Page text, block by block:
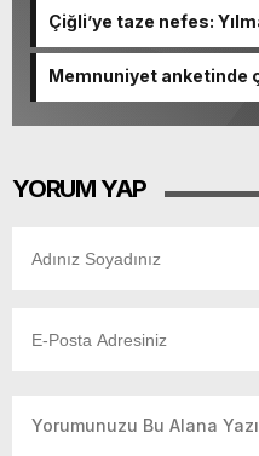
Çiğli’ye taze nefes:
Memnuniyet anketinde
başkanlardan memnun,
YORUM YAP